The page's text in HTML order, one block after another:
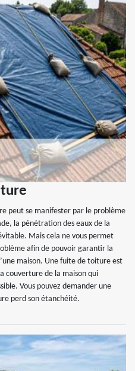
peut se manifester par le problème
la pénétration des eaux de la
Mais cela ne vous permet
afin de pouvoir garantir la
maison. Une fuite de toiture est
couverture de la maison qui
Vous pouvez demander une
perd son étanchéité.